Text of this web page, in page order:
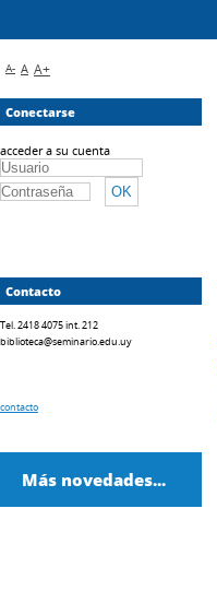
A- A A+
Conectarse
acceder a su cuenta
Contacto
Tel. 2418 4075 int. 212
biblioteca@seminario.edu.uy
contacto
Más novedades...